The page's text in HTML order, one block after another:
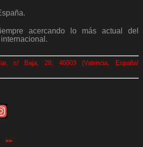
acercando lo más actual del
c/ Baja, 28, 46003 (Valencia, España/
>>